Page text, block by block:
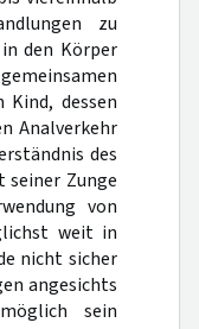
zu
den Körper
dessen
Analverkehr
des
seiner Zunge
von
weit in
nicht sicher
angesichts
sein